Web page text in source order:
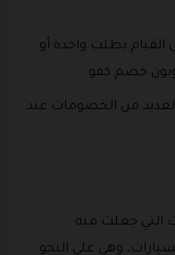
القيام بطلب واحدة أو
خصم كفو.
من الخصومات عند
التي جعلت منه
وهي على النحو